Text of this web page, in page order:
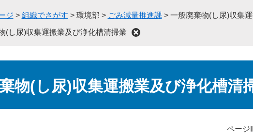
ジ > 組織でさがす > 環境部 > ごみ減量推進課 > 一般廃棄物(し尿)収集
(し尿)収集運搬業及び浄化槽清掃業
物(し尿)収集運搬業及び浄化槽清
ページ